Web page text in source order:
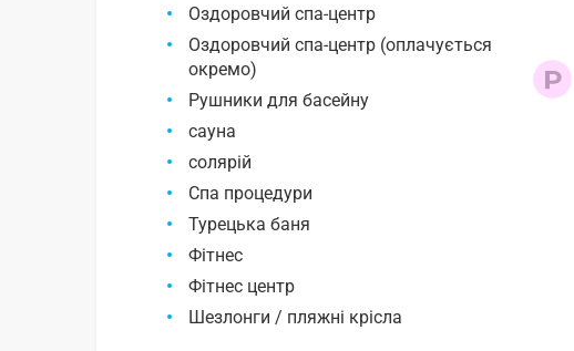
Оздоровчий спа-центр
Оздоровчий спа-центр (оплачується
окремо)
Рушники для басейну
сауна
солярій
Спа процедури
Турецька баня
Фітнес
Фітнес центр
Шезлонги / пляжні крісла